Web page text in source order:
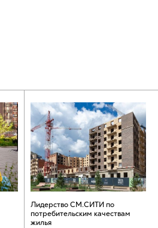
Лидерство СМ.СИТИ по
потребительским качествам
жилья